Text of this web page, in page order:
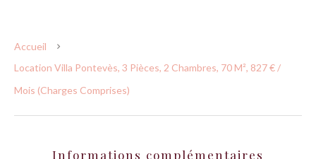
Accueil
Location Villa Pontevès, 3 Pièces, 2 Chambres, 70 M², 827 € /
Mois (Charges Comprises)
Informations complémentaires